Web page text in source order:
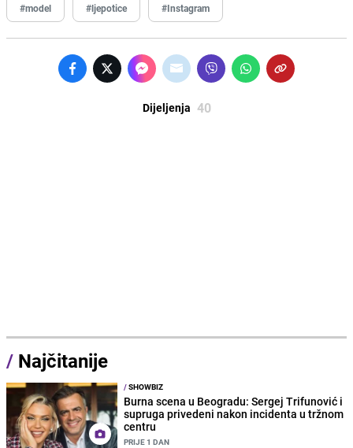
#model #ljepotice #Instagram
Dijeljenja 40
/ Najčitanije
/SHOWBIZ
Burna scena u Beogradu: Sergej Trifunović i
supruga privedeni nakon incidenta u tržnom
centru
PRIJE 1 DAN